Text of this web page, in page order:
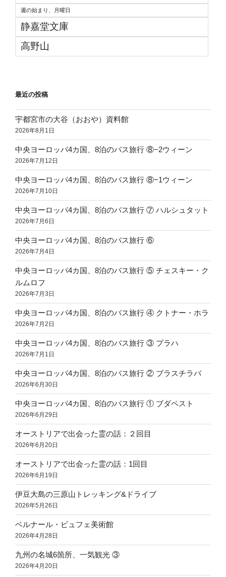
週の始まり、月曜日
静嘉堂文庫
高野山
最近の投稿
宇都宮市の大谷（おおや）資料館
2026年8月1日
中央ヨーロッパ4カ国、8泊のバス旅行 ⑧−2ウィーン
2026年7月12日
中央ヨーロッパ4カ国、8泊のバス旅行 ⑧−1ウィーン
2026年7月10日
中央ヨーロッパ4カ国、8泊のバス旅行 ⑦ ハルシュタット
2026年7月6日
中央ヨーロッパ4カ国、8泊のバス旅行 ⑥
2026年7月4日
中央ヨーロッパ4カ国、8泊のバス旅行 ⑤ チェスキー・ク
ルムロフ
2026年7月3日
中央ヨーロッパ4カ国、8泊のバス旅行 ④ クトナー・ホラ
2026年7月2日
中央ヨーロッパ4カ国、8泊のバス旅行 ③ プラハ
2026年7月1日
中央ヨーロッパ4カ国、8泊のバス旅行 ② ブラスチラバ
2026年6月30日
中央ヨーロッパ4カ国、8泊のバス旅行 ① ブダペスト
2026年6月29日
オーストリアで出会った霊の話：２回目
2026年6月20日
オーストリアで出会った霊の話：1回目
2026年6月19日
伊豆大島の三原山トレッキング&ドライブ
2026年5月26日
ベルナール・ビュフェ美術館
2026年4月28日
九州の名城6箇所、一気観光 ③
2026年4月20日